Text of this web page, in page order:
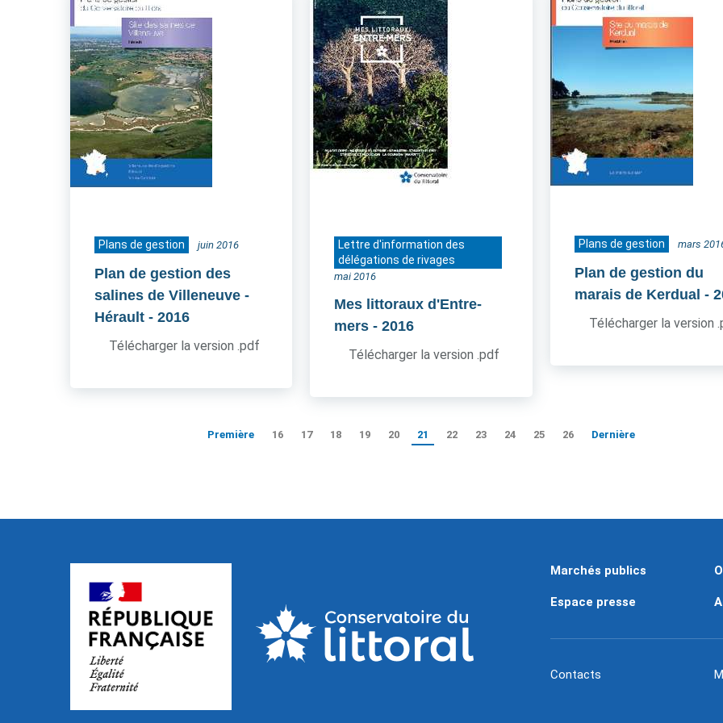
Plans de gestion juin 2016
Plan de gestion des
salines de Villeneuve -
Hérault - 2016
Télécharger la version .pdf
Lettre d'information des
délégations de rivages
mai 2016
Mes littoraux d'Entre-
mers - 2016
Télécharger la version .pdf
Plans de gestion mars
Plan de gestion du
marais de Kerdual -
Télécharger la version
Première 16 17 18 19 20 21 22 23 24 25 26 Dernière
Marchés publics
Espace presse
Contacts